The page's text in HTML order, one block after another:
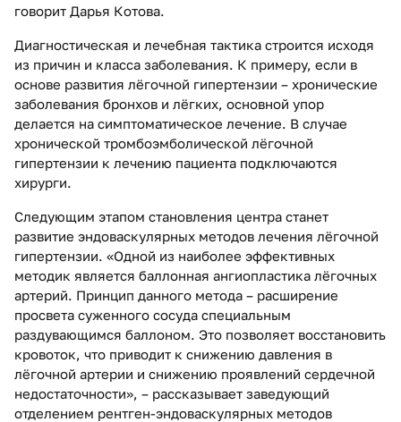
говорит Дарья Котова.
Диагностическая и лечебная тактика строится исходя
из причин и класса заболевания. К примеру, если в
основе развития лёгочной гипертензии – хронические
заболевания бронхов и лёгких, основной упор
делается на симптоматическое лечение. В случае
хронической тромбоэмболической лёгочной
гипертензии к лечению пациента подключаются
хирурги.
Следующим этапом становления центра станет
развитие эндоваскулярных методов лечения лёгочной
гипертензии. «Одной из наиболее эффективных
методик является баллонная ангиопластика лёгочных
артерий. Принцип данного метода – расширение
просвета суженного сосуда специальным
раздувающимся баллоном. Это позволяет восстановить
кровоток, что приводит к снижению давления в
лёгочной артерии и снижению проявлений сердечной
недостаточности», – рассказывает заведующий
отделением рентген-эндоваскулярных методов